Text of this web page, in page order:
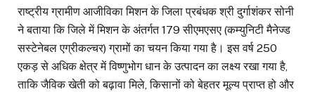
राष्ट्रीय ग्रामीण आजीविका मिशन के जिला प्रबंधक श्री दुर्गाशंकर सोनी
ने बताया कि जिले में मिशन के अंतर्गत 179 सीएमएसए (कम्युनिटी मैनेज्ड
सस्टेनेबल एग्रीकल्चर) ग्रामों का चयन किया गया है। इस वर्ष 250
एकड़ से अधिक क्षेत्र में विष्णुभोग धान के उत्पादन का लक्ष्य रखा गया है,
ताकि जैविक खेती को बढ़ावा मिले, किसानों को बेहतर मूल्य प्राप्त हो और